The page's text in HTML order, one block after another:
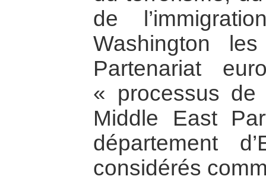
de
Washington
Partenariat
« processus
Middle East
département
considérés